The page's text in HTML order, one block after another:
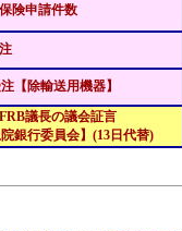
険申請件数
【除輸送用機器】
議長の議会証言
院銀行委員会】(13日代替)